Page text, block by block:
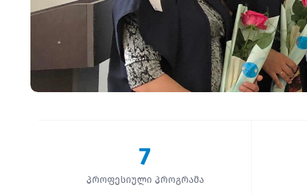
7
პროფესიული პროგრამა